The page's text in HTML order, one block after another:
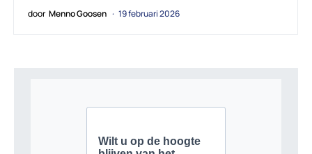
door Menno Goosen 19 februari 2026